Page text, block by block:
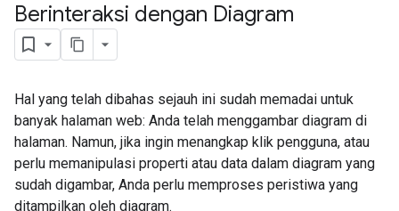
Berinteraksi dengan Diagram
Hal yang telah dibahas sejauh ini sudah memadai untuk
banyak halaman web: Anda telah menggambar diagram di
halaman. Namun, jika ingin menangkap klik pengguna, atau
perlu memanipulasi properti atau data dalam diagram yang
sudah digambar, Anda perlu memproses peristiwa yang
ditampilkan oleh diagram.